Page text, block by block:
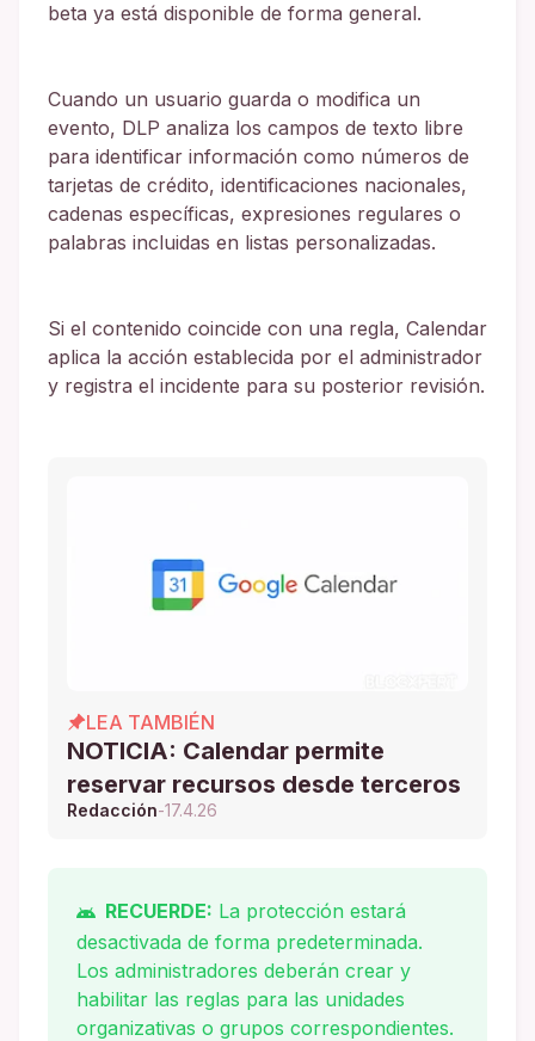
beta ya está disponible de forma general.
Cuando un usuario guarda o modifica un
evento, DLP analiza los campos de texto libre
para identificar información como números de
tarjetas de crédito, identificaciones nacionales,
cadenas específicas, expresiones regulares o
palabras incluidas en listas personalizadas.
Si el contenido coincide con una regla, Calendar
aplica la acción establecida por el administrador
y registra el incidente para su posterior revisión.
LEA TAMBIÉN
NOTICIA: Calendar permite
reservar recursos desde terceros
Redacción-17.4.26
RECUERDE: La protección estará
desactivada de forma predeterminada.
Los administradores deberán crear y
habilitar las reglas para las unidades
organizativas o grupos correspondientes.